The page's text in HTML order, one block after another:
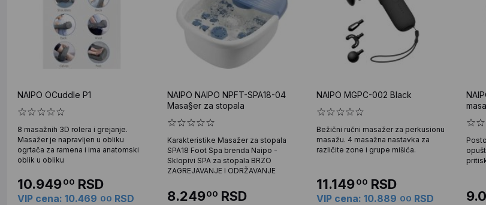
NAIPO OCuddle P1
8 masažnih 3D rolera i grejanje.
Masažer je napravljen u obliku
ogrtača za ramena i ima anatomski
oblik u obliku
10.94900 RSD
VIP cena: 10.469 00 RSD
NAIPO NAIPO NPFT-SPA18-04
Masa§er za stopala
Karakteristike Masažer za stopala
SPA18 Foot Spa brenda Naipo -
Sklopivi SPA za stopala BRZO
ZAGREJAVANJE I ODRŽAVANJE
8.24900 RSD
NAIPO MGPC-002 Black
Bežični ručni masažer za perkusionu
masažu. 4 masažna nastavka za
različite zone i grupe mišića.
11.14900 RSD
VIP cena: 10.889 00 RSD